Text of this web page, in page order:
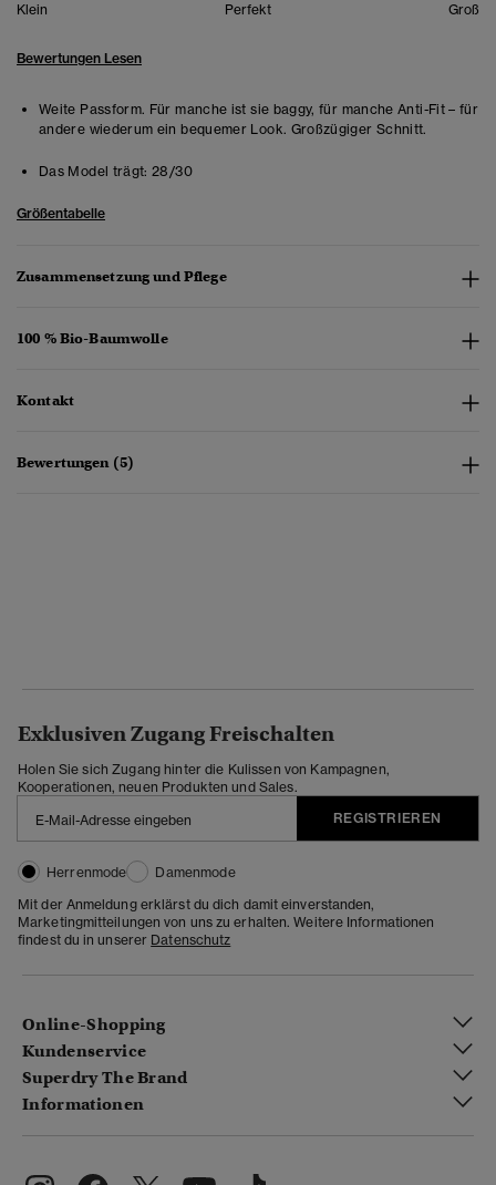
Klein Perfekt Groß
Bewertungen Lesen
Weite Passform. Für manche ist sie baggy, für manche Anti-Fit – für
andere wiederum ein bequemer Look. Großzügiger Schnitt.
Das Model trägt: 28/30
Größentabelle
Zusammensetzung und Pflege
100 % Bio-Baumwolle
Kontakt
Bewertungen (5)
Exklusiven Zugang Freischalten
Holen Sie sich Zugang hinter die Kulissen von Kampagnen,
Kooperationen, neuen Produkten und Sales.
REGISTRIEREN
Herrenmode
Damenmode
Mit der Anmeldung erklärst du dich damit einverstanden,
Marketingmitteilungen von uns zu erhalten. Weitere Informationen
findest du in unserer Datenschutz
Online-Shopping
Kundenservice
Superdry The Brand
Informationen